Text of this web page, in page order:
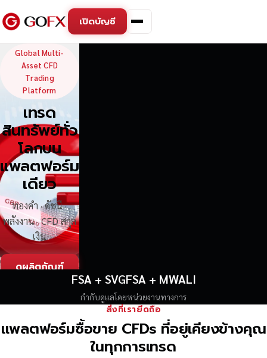
เปิดบัญชี
GoFX — Global Multi-
Global Multi-
Asset CFD
Trading
Platform
เทรด
สินทรัพย์ทั่ว
โลกบน
แพลตฟอร์ม
เดียว
ทองคำ · ดัชนี ·
พลังงาน · CFD สกุล
เงิน
ดูผลิตภัณฑ์
FSA + SVGFSA + MWALI
กำกับดูแลโดยหน่วยงานทางการ
สิ่งที่เรายึดถือ
แพลตฟอร์มซื้อขาย CFDs ที่อยู่เคียงข้างคุณ
ในทุกการเทรด